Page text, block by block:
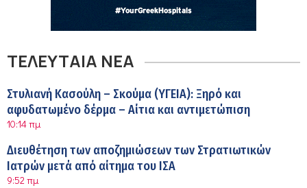
ΤΕΛΕΥΤΑΙΑ ΝΕΑ
Στυλιανή Κασούλη – Σκούμα (ΥΓΕΙΑ): Ξηρό και
αφυδατωμένο δέρμα – Αίτια και αντιμετώπιση
10:14 πμ
Διευθέτηση των αποζημιώσεων των Στρατιωτικών
Ιατρών μετά από αίτημα του ΙΣΑ
9:52 πμ